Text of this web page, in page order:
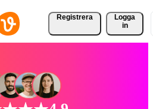
Registrera
Logga
in